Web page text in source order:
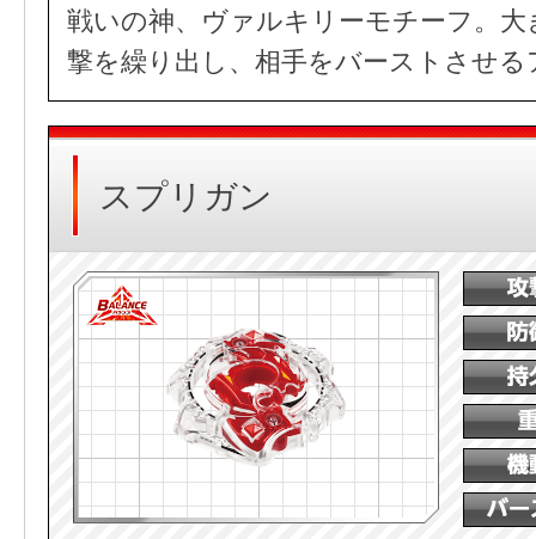
戦いの神、ヴァルキリーモチーフ。
撃を繰り出し、相手をバーストさせ
スプリガン